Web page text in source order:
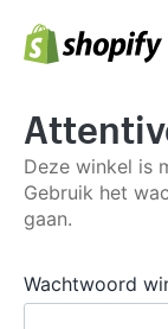
Deze winkel is
Gebruik het
gaan.
Wachtwoord